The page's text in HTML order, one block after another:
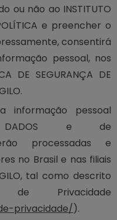
ou não ao INSTITUTO
e preencher o
consentirá
pessoal, nos
DE SEGURANÇA DE
pessoal
e de
processadas e
no Brasil e nas filiais
tal como descrito
Privacidade
privacidade/).